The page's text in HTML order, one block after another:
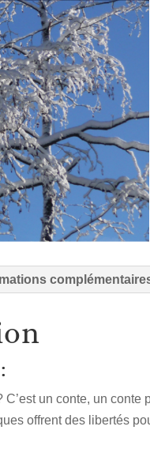
C’est un conte, un conte
offrent des libertés